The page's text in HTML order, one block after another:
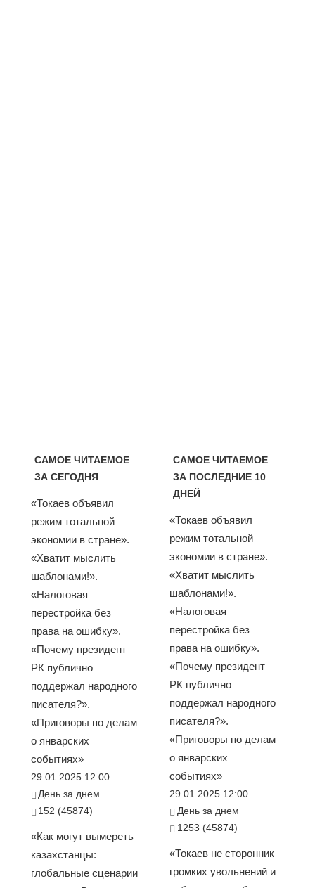
САМОЕ ЧИТАЕМОЕ
ЗА СЕГОДНЯ
«Токаев объявил
режим тотальной
экономии в стране».
«Хватит мыслить
шаблонами!».
«Налоговая
перестройка без
права на ошибку».
«Почему президент
РК публично
поддержал народного
писателя?».
«Приговоры по делам
о январских
событиях»
29.01.2025 12:00
День за днем
152 (45874)
«Как могут вымереть
казахстанцы:
глобальные сценарии
САМОЕ ЧИТАЕМОЕ
ЗА ПОСЛЕДНИЕ 10
ДНЕЙ
«Токаев объявил
режим тотальной
экономии в стране».
«Хватит мыслить
шаблонами!».
«Налоговая
перестройка без
права на ошибку».
«Почему президент
РК публично
поддержал народного
писателя?».
«Приговоры по делам
о январских
событиях»
29.01.2025 12:00
День за днем
1253 (45874)
«Токаев не сторонник
громких увольнений и